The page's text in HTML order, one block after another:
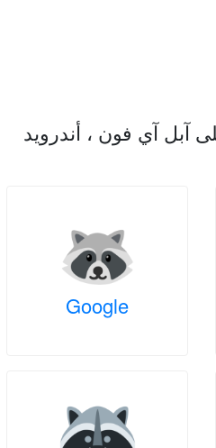
آبل آي فون ، أندرويد
Google